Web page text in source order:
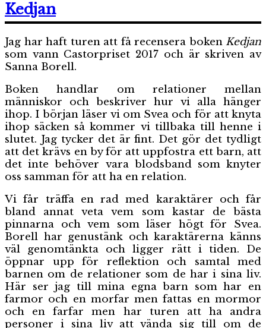
av
mamma
Kedjan
Jag har haft turen att få recensera boken Kedjan
som vann Castorpriset 2017 och är skriven av
Sanna Borell.
Boken handlar om relationer mellan
människor och beskriver hur vi alla hänger
ihop. I början läser vi om Svea och för att knyta
ihop säcken så kommer vi tillbaka till henne i
slutet. Jag tycker det är fint. Det gör det tydligt
att det krävs en by för att uppfostra ett barn, att
det inte behöver vara blodsband som knyter
oss samman för att ha en relation.
Vi får träffa en rad med karaktärer och får
bland annat veta vem som kastar de bästa
pinnarna och vem som läser högt för Svea.
Borell har genustänk och karaktärerna känns
väl genomtänkta och ligger rätt i tiden. De
öppnar upp för reflektion och samtal med
barnen om de relationer som de har i sina liv.
Här ser jag till mina egna barn som har en
farmor och en morfar men fattas en mormor
och en farfar men har turen att ha andra
personer i sina liv att vända sig till om de